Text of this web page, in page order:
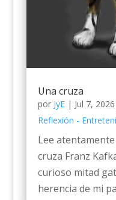
Una cruza
por JyE| Jul 7, 2026
Reflexión -
Lee
cruza Franz
curioso mitad
herencia de mi